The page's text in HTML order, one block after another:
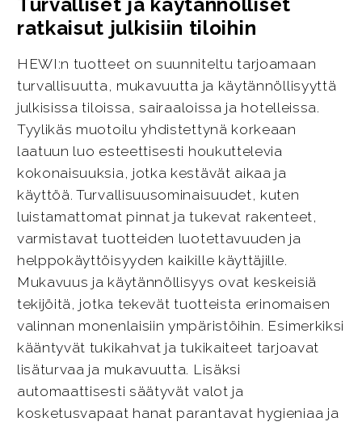
ratkaisut julkisiin tiloihin
HEWI:n tuotteet on suunniteltu tarjoamaan
turvallisuutta, mukavuutta ja käytännöllisyyttä
julkisissa tiloissa, sairaaloissa ja hotelleissa.
Tyylikäs muotoilu yhdistettynä korkeaan
laatuun luo esteettisesti houkuttelevia
kokonaisuuksia, jotka kestävät aikaa ja
käyttöä. Turvallisuusominaisuudet, kuten
luistamattomat pinnat ja tukevat rakenteet,
varmistavat tuotteiden luotettavuuden ja
helppokäyttöisyyden kaikille käyttäjille.
Mukavuus ja käytännöllisyys ovat keskeisiä
tekijöitä, jotka tekevät tuotteista erinomaisen
valinnan monenlaisiin ympäristöihin. Esimerkiksi
kääntyvät tukikahvat ja tukikaiteet tarjoavat
lisäturvaa ja mukavuutta. Lisäksi
automaattisesti säätyvät valot ja
kosketusvapaat hanat parantavat hygieniaa ja